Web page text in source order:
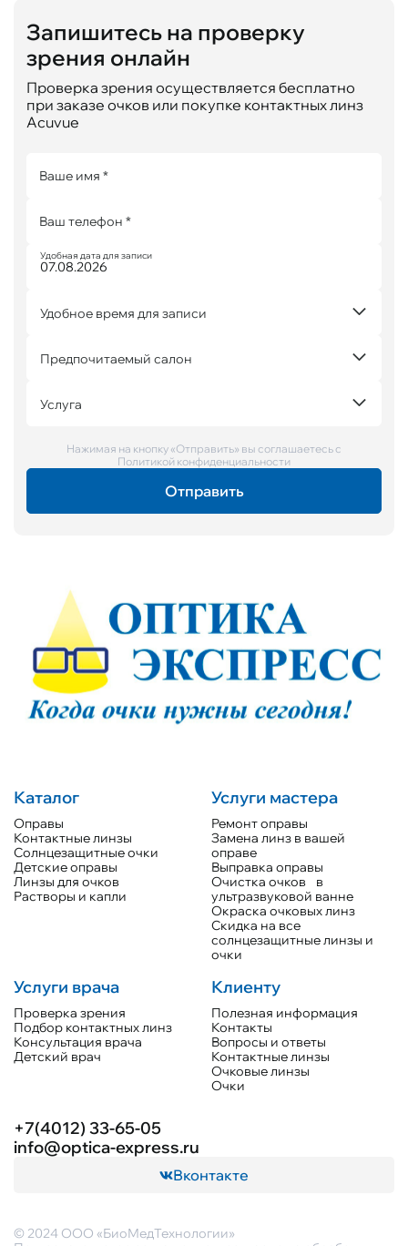
Запишитесь на проверку
зрения онлайн
Проверка зрения осуществляется бесплатно
при заказе очков или покупке контактных линз
Acuvue
Ваше имя *
Ваш телефон *
Удобная дата для записи
Удобное время для записи
Предпочитаемый салон
Услуга
Нажимая на кнопку «Отправить» вы соглашаетесь с
Политикой конфиденциальности
Каталог
Оправы
Контактные линзы
Солнцезащитные очки
Детские оправы
Линзы для очков
Растворы и капли
Услуги мастера
Ремонт оправы
Замена линз в вашей
оправе
Выправка оправы
Очистка очков в
ультразвуковой ванне
Окраска очковых линз
Скидка на все
солнцезащитные линзы и
очки
Услуги врача
Проверка зрения
Подбор контактных линз
Консультация врача
Детский врач
Клиенту
Полезная информация
Контакты
Вопросы и ответы
Контактные линзы
Очковые линзы
Очки
+7(4012) 33-65-05
info@optica-express.ru
Вконтакте
© 2024 ООО «БиоМедТехнологии»